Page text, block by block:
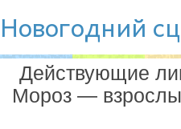
Новогодний
Действующие
Мороз —